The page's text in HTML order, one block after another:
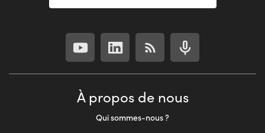
À propos de nous
Qui sommes-nous ?